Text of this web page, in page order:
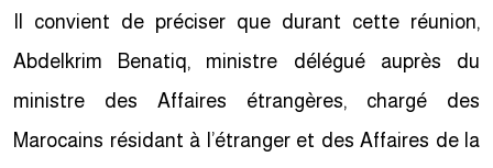
Il convient de préciser que durant cette réunion,
Abdelkrim Benatiq, ministre délégué auprès du
ministre des Affaires étrangères, chargé des
Marocains résidant à l’étranger et des Affaires de la